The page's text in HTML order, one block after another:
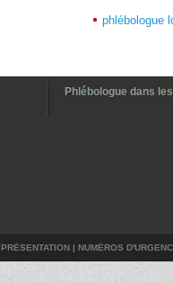
phlébologue
Phlébologue dans
PRÉSENTATION | NUMÉROS